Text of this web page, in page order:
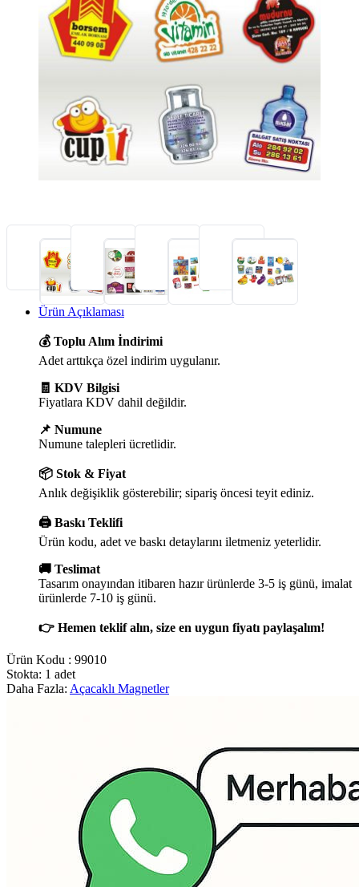
Ürün Açıklaması
💰 Toplu Alım İndirimi
Adet arttıkça özel indirim uygulanır.
🧾 KDV Bilgisi
Fiyatlara KDV dahil değildir.
📌 Numune
Numune talepleri ücretlidir.
📦 Stok & Fiyat
Anlık değişiklik gösterebilir; sipariş öncesi teyit ediniz.
🖨️ Baskı Teklifi
Ürün kodu, adet ve baskı detaylarını iletmeniz yeterlidir.
🚚 Teslimat
Tasarım onayından itibaren hazır ürünlerde 3-5 iş günü, imalat
ürünlerde 7-10 iş günü.
👉 Hemen teklif alın, size en uygun fiyatı paylaşalım!
Ürün Kodu : 99010
Stokta: 1 adet
Daha Fazla: Açacaklı Magnetler